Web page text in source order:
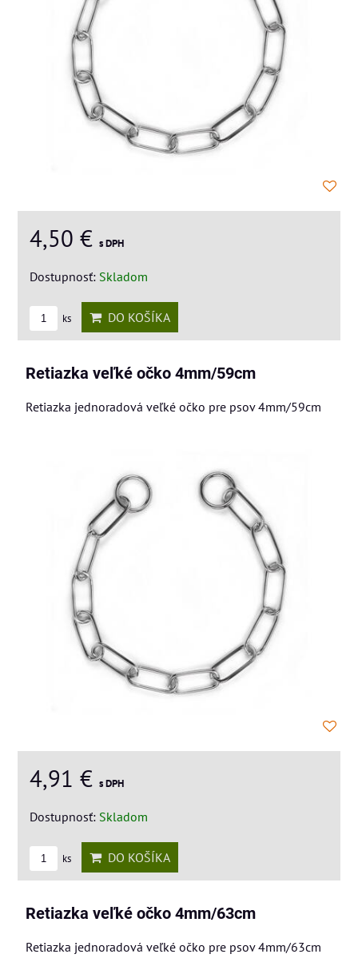
4,50 € s DPH
Dostupnosť: Skladom
ks DO KOŠÍKA
Retiazka veľké očko 4mm/59cm
Retiazka jednoradová veľké očko pre psov 4mm/59cm
4,91 € s DPH
Dostupnosť: Skladom
ks DO KOŠÍKA
Retiazka veľké očko 4mm/63cm
Retiazka jednoradová veľké očko pre psov 4mm/63cm